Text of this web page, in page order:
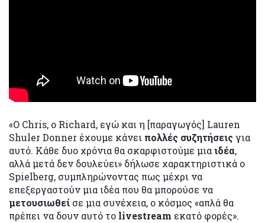
«Ο Chris, ο Richard, εγώ και η [παραγωγός] Lauren
Shuler Donner έχουμε κάνει πολλές συζητήσειςγια
αυτό. Κάθε δυο χρόνια θα σκαρφιστούμε μιαιδέα,
αλλά μετά δεν δουλεύει» δήλωσε χαρακτηριστικά ο
Spielberg, συμπληρώνοντας πως μέχρι να
επεξεργαστούν μια ιδέα που θα μπορούσε να
μετουσιωθεί σε μια συνέχεια, ο κόσμος «απλά θα
πρέπει να δουν αυτό το livestream εκατό φορές».